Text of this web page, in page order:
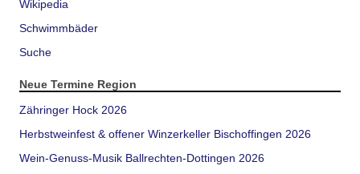
Wikipedia
Schwimmbäder
Suche
Neue Termine Region
Zähringer Hock 2026
Herbstweinfest & offener Winzerkeller Bischoffingen 2026
Wein-Genuss-Musik Ballrechten-Dottingen 2026